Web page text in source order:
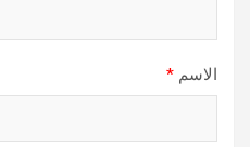
الاسم *